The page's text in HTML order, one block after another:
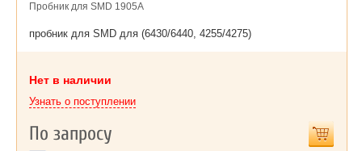
Пробник для SMD 1905A
пробник для SMD для (6430/6440, 4255/4275)
Нет в наличии
Узнать о поступлении
По запросу